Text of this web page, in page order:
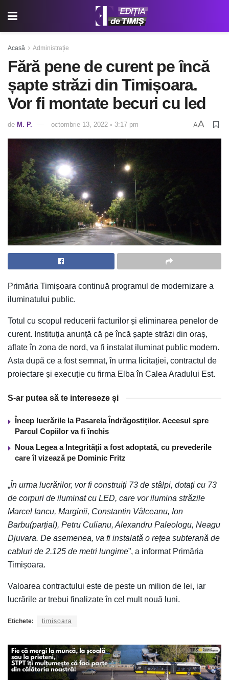
Acasă Administrație
Fără pene de curent pe încă
șapte străzi din Timișoara.
Vor fi montate becuri cu led
de M. P. octombrie 13, 2022 ◦ 3:17 pm AA
Primăria Timișoara continuă programul de modernizare a
iluminatului public.
Totul cu scopul reducerii facturilor și eliminarea penelor de
curent. Instituția anunță că pe încă șapte străzi din oraș,
aflate în zona de nord, va fi instalat iluminat public modern.
Asta după ce a fost semnat, în urma licitației, contractul de
proiectare și execuție cu firma Elba în Calea Aradului Est.
S-ar putea să te intereseze și
Încep lucrările la Pasarela Îndrăgostiților. Accesul spre
Parcul Copiilor va fi închis
Noua Legea a Integrității a fost adoptată, cu prevederile
care îl vizează pe Dominic Fritz
„În urma lucrărilor, vor fi construiți 73 de stâlpi, dotați cu 73
de corpuri de iluminat cu LED, care vor ilumina străzile
Marcel Iancu, Marginii, Constantin Vâlceanu, Ion
Barbu(parțial), Petru Culianu, Alexandru Paleologu, Neagu
Djuvara. De asemenea, va fi instalată o rețea subterană de
cabluri de 2.125 de metri lungime”, a informat Primăria
Timișoara.
Valoarea contractului este de peste un milion de lei, iar
lucrările ar trebui finalizate în cel mult nouă luni.
Etichete: timisoara